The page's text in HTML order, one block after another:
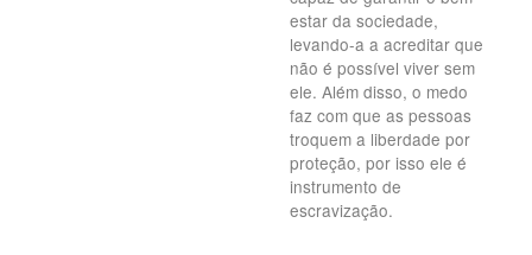
estar da sociedade,
levando-a a acreditar que
não é possível viver sem
ele. Além disso, o medo
faz com que as pessoas
troquem a liberdade por
proteção, por isso ele é
instrumento de
escravização.